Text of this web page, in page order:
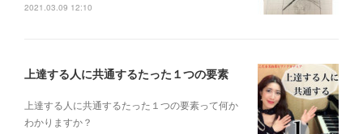
2021.03.09 12:10
上達する人に共通するたった１つの要素
上達する人に共通するたった１つの要素って何か
わかりますか？